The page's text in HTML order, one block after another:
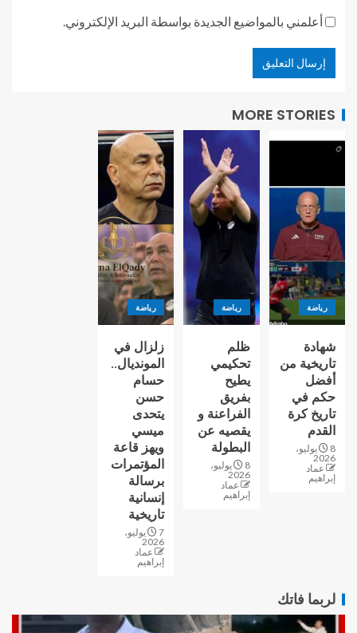
أعلمني بالمواضيع الجديدة بواسطة البريد الإلكتروني.
MORE STORIES
رياضة
شهادة
تاريخية من
أفضل
حكم في
تاريخ كرة
القدم
8 يوليو،
2026
عماد
إبراهيم
رياضة
ظلم
تحكيمي
يطيح
بفريق
الفراعنة و
يقصيه عن
البطولة
8 يوليو،
2026
عماد
إبراهيم
رياضة
زلزال في
المونديال..
حسام
حسن
يتحدى
ميسي
ويهز قاعة
المؤتمرات
برسالة
إنسانية
تاريخية
7 يوليو،
2026
عماد
إبراهيم
لربما فاتك